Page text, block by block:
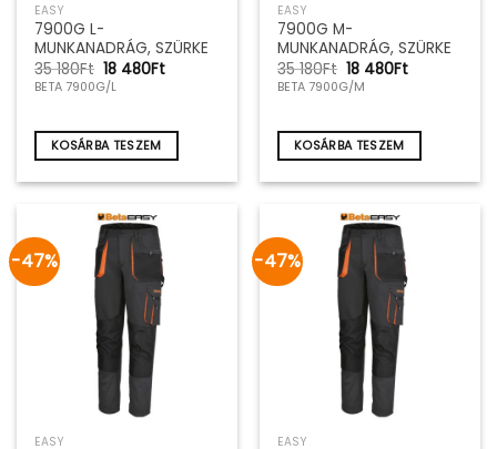
EASY
7900G L-
MUNKANADRÁG, SZÜRKE
35 180Ft Original
price
was:
18 480FtCurrent
BETA 7900G/L
KOSÁRBA TESZEM
EASY
7900G M-
MUNKANADRÁG, SZÜRKE
35 180Ft Original
price
was:
18 480FtCurrent
BETA 7900G/M
KOSÁRBA TESZEM
-47%
EASY
-47%
EASY